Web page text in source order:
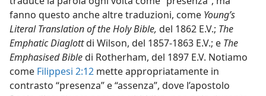
fanno questo anche altre traduzioni, come Young’s
Literal Translation of the Holy Bible, del 1862 E.V.; The
Emphatic Diaglottdi Wilson, del 1857-1863 E.V.; e The
Emphasised Bibledi Rotherham, del 1897 E.V. Notiamo
come Filippesi 2:12 mette appropriatamente in
contrasto “presenza” e “assenza”, dove l’apostolo